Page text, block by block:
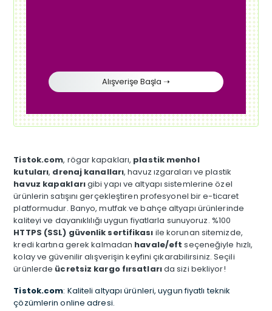
Alışverişe Başla ➝
Tistok.com, rögar kapakları, plastik menhol
kutuları, drenaj kanalları, havuz ızgaraları ve plastik
havuz kapaklarıgibi yapı ve altyapı sistemlerine özel
ürünlerin satışını gerçekleştiren profesyonel bir e-ticaret
platformudur. Banyo, mutfak ve bahçe altyapı ürünlerinde
kaliteyi ve dayanıklılığı uygun fiyatlarla sunuyoruz. %100
HTTPS (SSL) güvenlik sertifikası ile korunan sitemizde,
kredi kartına gerek kalmadan havale/eftseçeneğiyle hızlı,
kolay ve güvenilir alışverişin keyfini çıkarabilirsiniz. Seçili
ürünlerde ücretsiz kargo fırsatlarıda sizi bekliyor!
Tistok.com: Kaliteli altyapı ürünleri, uygun fiyatlı teknik
çözümlerin online adresi.